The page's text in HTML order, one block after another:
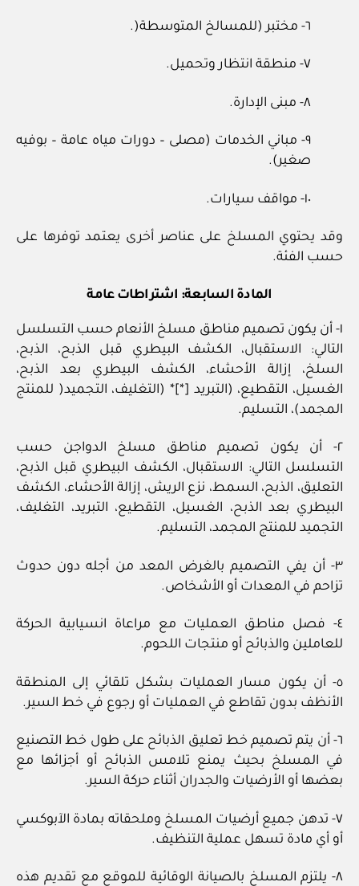
٦- مختبر (للمسالخ المتوسطة(.
٧- منطقة انتظار وتحميل.
٨- مبنى الإدارة.
٩- مباني الخدمات (مصلى – دورات مياه عامة – بوفيه
صغير).
١٠- مواقف سيارات.
وقد يحتوي المسلخ على عناصر أخرى يعتمد توفرها على
حسب الفئة.
المادة السابعة: اشتراطات عامة
١- أن يكون تصميم مناطق مسلخ الأنعام حسب التسلسل
التالي: الاستقبال، الكشف البيطري قبل الذبح، الذبح،
السلخ، إزالة الأحشاء، الكشف البيطري بعد الذبح،
الغسيل، التقطيع، (التبريد [*]* (التغليف، التجميد( للمنتج
المجمد)، التسليم.
٢- أن يكون تصميم مناطق مسلخ الدواجن حسب
التسلسل التالي: الاستقبال، الكشف البيطري قبل الذبح،
التعليق، الذبح، السمط، نزع الريش، إزالة الأحشاء، الكشف
البيطري بعد الذبح، الغسيل، التقطيع، التبريد، التغليف،
التجميد للمنتج المجمد، التسليم.
٣- أن يفي التصميم بالغرض المعد من أجله دون حدوث
تزاحم في المعدات أو الأشخاص.
٤- فصل مناطق العمليات مع مراعاة انسيابية الحركة
للعاملين والذبائح أو منتجات اللحوم.
٥- أن يكون مسار العمليات بشكل تلقائي إلى المنطقة
الأنظف بدون تقاطع في العمليات أو رجوع في خط السير.
٦- أن يتم تصميم خط تعليق الذبائح على طول خط التصنيع
في المسلخ بحيث يمنع تلامس الذبائح أو أجزائها مع
بعضها أو الأرضيات والجدران أثناء حركة السير.
٧- تدهن جميع أرضيات المسلخ وملحقاته بمادة الآبوكسي
أو أي مادة تسهل عملية التنظيف.
٨- يلتزم المسلخ بالصيانة الوقائية للموقع مع تقديم هذه